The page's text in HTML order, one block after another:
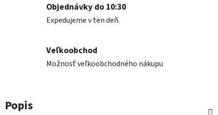
Objednávky do 10:30
Expedujeme v ten deň.
Veľkoobchod
Možnosť veľkoobchodného nákupu
Popis